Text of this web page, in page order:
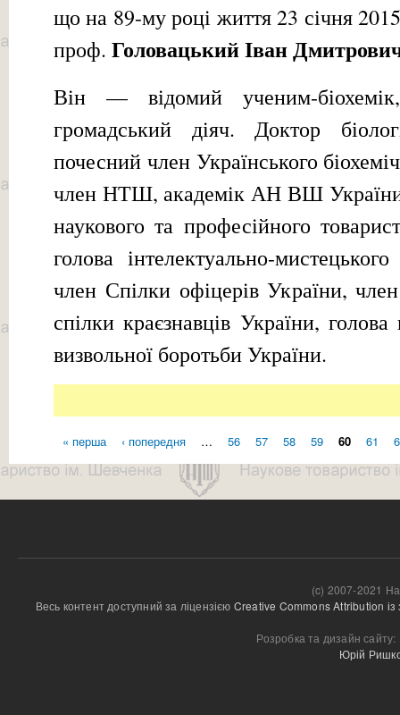
що на 89-му році життя 23 січня
проф. Головацький Іван
Він — відомий ученим-
громадський діяч. Доктор
почесний член Українського
член НТШ, академік АН ВШ України,
наукового та професійного
голова інтелектуально-
член Спілки офіцерів України,
спілки краєзнавців України,
визвольної боротьби України.
Сторінки
« перша ‹ попередня … 56 57 58 59 60 61
(c) 2007-2021
Весь контент доступний за ліцензією Creative Commons Attribution
Розробка та дизайн сайту:
Юрій